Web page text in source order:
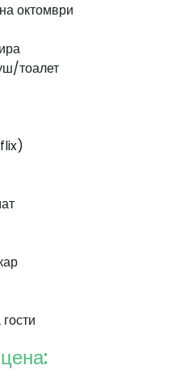
октомври
тоалет